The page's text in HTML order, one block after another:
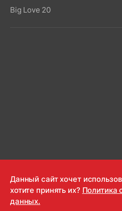
Big Love 20
OOO "Радио-Любовь" 2000-2026
Данный сайт хочет
хотите принять их? Политика
данных.